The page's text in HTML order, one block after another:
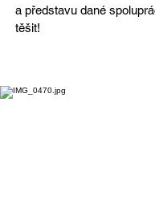
a představu dané
těšit!